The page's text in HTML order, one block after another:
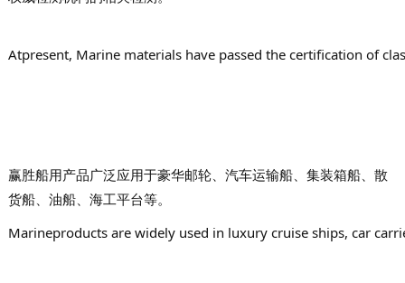
Atpresent, Marine materials have passed the certification of
赢胜船用产品广泛应用于豪华邮轮、汽车运输船、集装箱船、散
货船、油船、海工平台等。
Marineproducts are widely used in luxury cruise ships, car